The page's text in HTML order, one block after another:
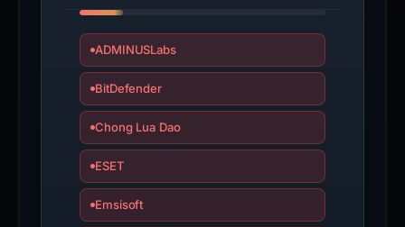
if
the
is
inaccurate.
ADMINUSLabs
BitDefender
Chong Lua Dao
ESET
Emsisoft